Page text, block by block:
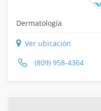
Dermatología
Ver ubicación
(809) 958-4364